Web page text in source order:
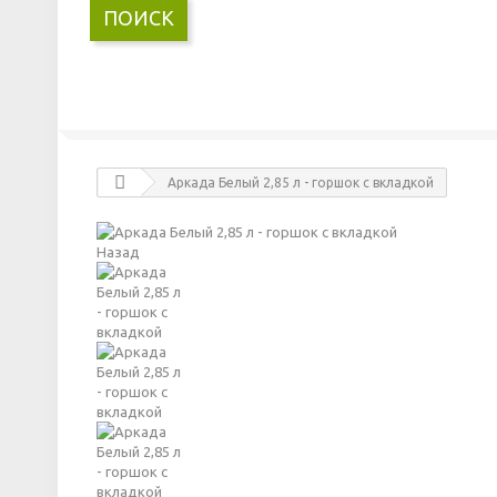
ПОИСК
Аркада Белый 2,85 л - горшок с вкладкой
Назад